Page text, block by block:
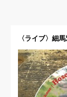
〈ライブ〉細